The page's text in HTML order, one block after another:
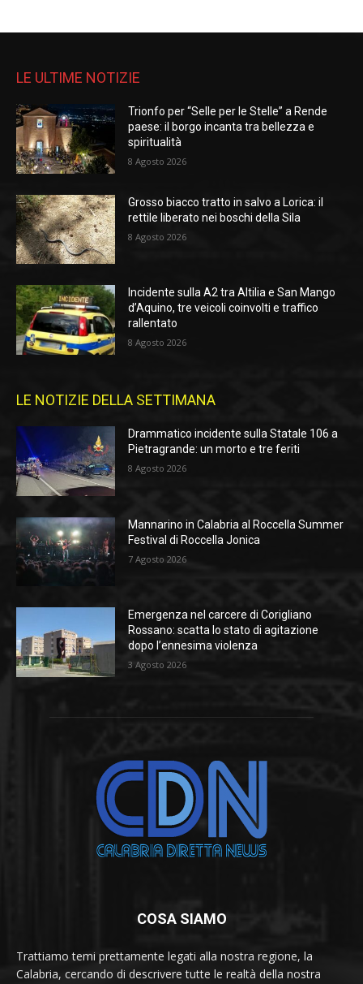
LE ULTIME NOTIZIE
Trionfo per “Selle per le Stelle” a Rende
paese: il borgo incanta tra bellezza e
spiritualità
8 Agosto 2026
Grosso biacco tratto in salvo a Lorica: il
rettile liberato nei boschi della Sila
8 Agosto 2026
Incidente sulla A2 tra Altilia e San Mango
d’Aquino, tre veicoli coinvolti e traffico
rallentato
8 Agosto 2026
LE NOTIZIE DELLA SETTIMANA
Drammatico incidente sulla Statale 106 a
Pietragrande: un morto e tre feriti
8 Agosto 2026
Mannarino in Calabria al Roccella Summer
Festival di Roccella Jonica
7 Agosto 2026
Emergenza nel carcere di Corigliano
Rossano: scatta lo stato di agitazione
dopo l’ennesima violenza
3 Agosto 2026
COSA SIAMO
Trattiamo temi prettamente legati alla nostra regione, la
Calabria, cercando di descrivere tutte le realtà della nostra